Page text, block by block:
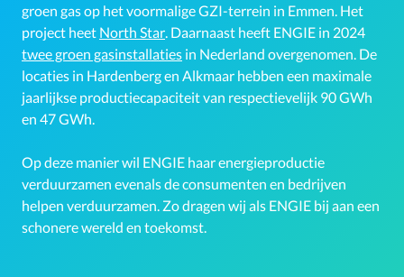
groen gas op het voormalige GZI-terrein in Emmen. Het
project heet North Star. Daarnaast heeft ENGIE in 2024
twee groen gasinstallaties in Nederland overgenomen. De
locaties in Hardenberg en Alkmaar hebben een maximale
jaarlijkse productiecapaciteit van respectievelijk 90 GWh
en 47 GWh.
Op deze manier wil ENGIE haar energieproductie
verduurzamen evenals de consumenten en bedrijven
helpen verduurzamen. Zo dragen wij als ENGIE bij aan een
schonere wereld en toekomst.